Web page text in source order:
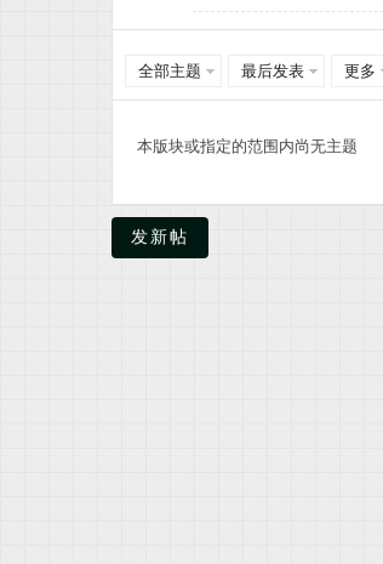
全部主题 最后发表 更多
本版块或指定的范围内尚无主题
发新帖